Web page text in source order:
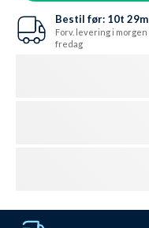
Bestil før: 10t 29m
Forv. levering i morgen
fredag